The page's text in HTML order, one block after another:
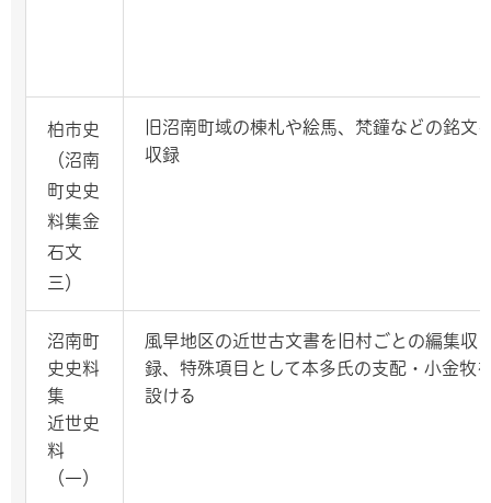
柏市史
（沼南
町史史
料集金
石文
三）
旧沼南町域の棟札や絵馬、梵鐘などの銘文
収録
沼南町
史史料
集
近世史
料
（一）
風早地区の近世古文書を旧村ごとの編集収
録、特殊項目として本多氏の支配・小金牧
設ける